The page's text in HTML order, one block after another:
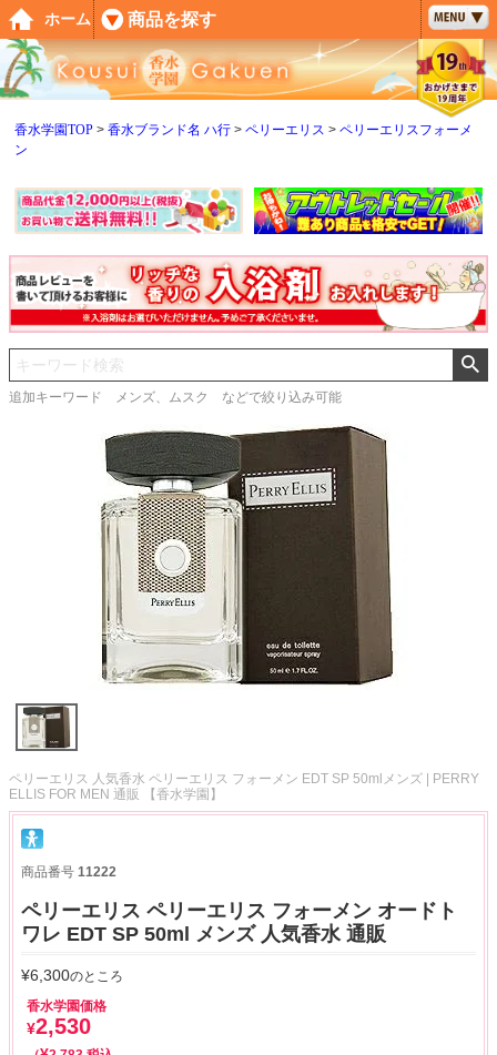
香水学園TOP 香水ブランド名 ハ行 ペリーエリス
ペリーエリスフォーメ
ン
追加キーワード メンズ、ムスク などで絞り込み可能
ペリーエリス 人気香水 ペリーエリス フォーメン EDT SP 50mlメンズ | PERRY
ELLIS FOR MEN 通販 【香水学園】
商品番号 11222
ペリーエリス ペリーエリス フォーメン オードト
ワレ EDT SP 50ml メンズ 人気香水 通販
¥6,300のところ
香水学園価格
¥2,530
ペー
ジト
ップ
へ
ホーム 商品を探す